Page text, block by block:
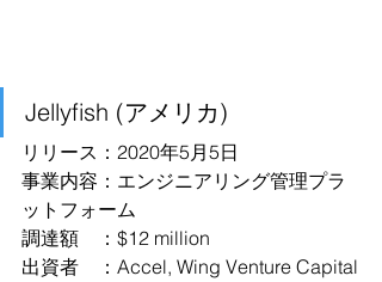
Jellyfish (アメリカ)
リリース：2020年5月5日
事業内容：エンジニアリング管理プラ
ットフォーム
調達額　：$12 million
出資者　：Accel, Wing Venture Capital